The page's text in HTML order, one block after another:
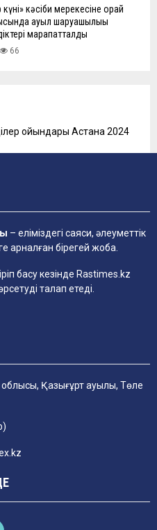
кәсіби мерекесіне орай
ауыл шаруашылығы
марапатталды
66
– еліміздегі саяси, әлеуметтік
арналған бірегей жоба.
басу кезінде Rastimes.kz
талап етеді.
облысы, Қазығұрт ауылы, Төле